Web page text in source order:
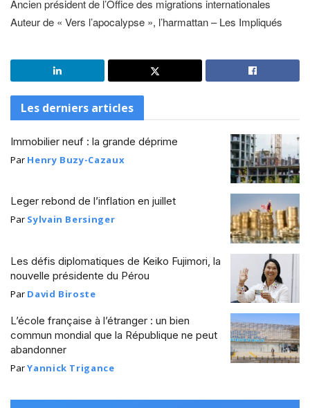
Ancien président de l’Office des migrations internationales
Auteur de « Vers l’apocalypse », l’harmattan – Les Impliqués
Les derniers articles
Immobilier neuf : la grande déprime
Par Henry Buzy-Cazaux
Leger rebond de l’inflation en juillet
Par Sylvain Bersinger
Les défis diplomatiques de Keiko Fujimori, la
nouvelle présidente du Pérou
Par David Biroste
L’école française à l’étranger : un bien
commun mondial que la République ne peut
abandonner
ParYannick Trigance